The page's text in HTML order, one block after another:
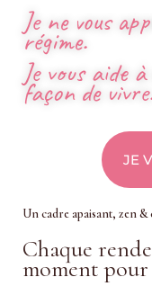
Je ne vous
régime.
Je vous aide
façon de
JE
Un cadre apaisant, zen
Chaque
moment pour